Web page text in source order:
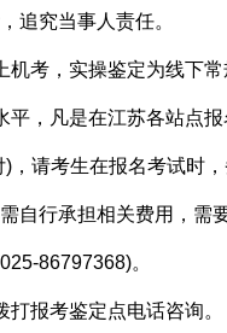
追究当事人责任。
考，实操鉴定为线下常
平，凡是在江苏各站点
，请考生在报名考试时
自行承担相关费用，需
86797368)。
报考鉴定点电话咨询。